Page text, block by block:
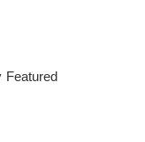
Featured